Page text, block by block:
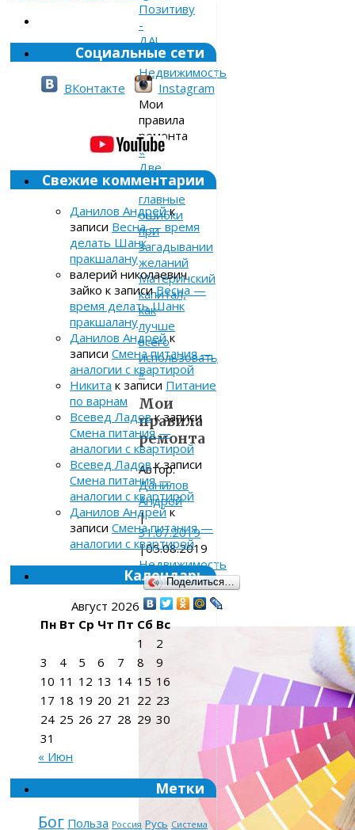
Позитиву
-
ДА!
»
Недвижимость
»
Мои
правила
ремонта
«
Две
самые
главные
ошибки
при
загадывании
желаний
Материнский
капитал,
как
лучше
всего
использовать
»
Мои
правила
ремонта
Автор:
Данилов
Андрей
|
31.07.2019
|05.08.2019
Недвижимость
Поделиться…
Социальные сети
ВКонтакте Instagram
Свежие комментарии
Данилов Андрейк
записи Весна — время
делать Шанк
пракшалану
валерий николаевич
зайко к записиВесна —
время делать Шанк
пракшалану
Данилов Андрейк
записи Смена питания —
аналогии с квартирой
Никита к записи Питание
по варнам
Всевед Ладовк записи
Смена питания —
аналогии с квартирой
Всевед Ладовк записи
Смена питания —
аналогии с квартирой
Данилов Андрейк
записи Смена питания —
аналогии с квартирой
Календарь
Август 2026
Пн Вт Ср Чт Пт Сб Вс
1
2
3
4 5 6 7 8
9
10 11 12 13 14 15 16
17 18 19 20 21 22 23
24 25 26 27 28 29 30
31
« Июн
Метки
Бог Польза Россия Русь Система